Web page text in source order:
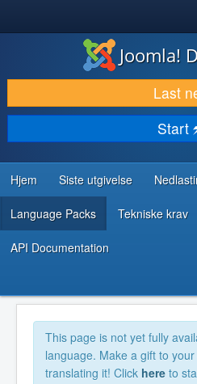
LAST NED & UTVID
OPPDAG & LÆR
SAMFUNN & BRUKERSTØTTE
UTVIKLINGSRESSURSER
Joomla!
Last
Start
Hjem Siste utgivelse
Language Packs Tekniske krav
API Documentation
This page is not yet fully
language. Make a gift to
translating it! Click here to